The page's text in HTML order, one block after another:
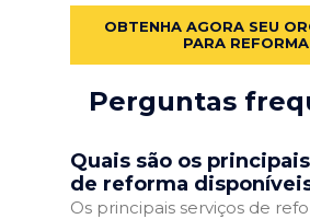
OBTENHA AGORA SEU
PARA REFORMA
Perguntas
Quais são os
de reforma
Os principais serviços de